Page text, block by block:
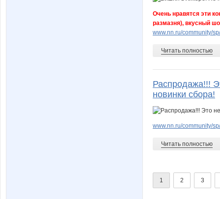
Очень нравятся эти
размазня), вкусный
www.nn.ru/community/
Читать полностью
Распродажа!!!
новинки сбора!
www.nn.ru/community/
Читать полностью
1 2 3